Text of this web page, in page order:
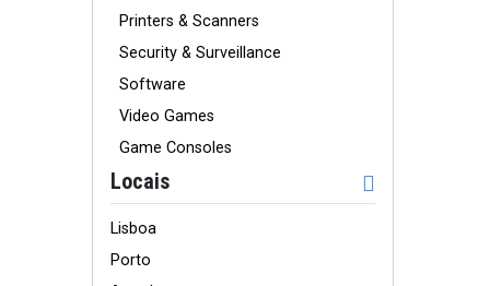
Printers & Scanners
Security & Surveillance
Software
Video Games
Game Consoles
Locais
Lisboa
Porto